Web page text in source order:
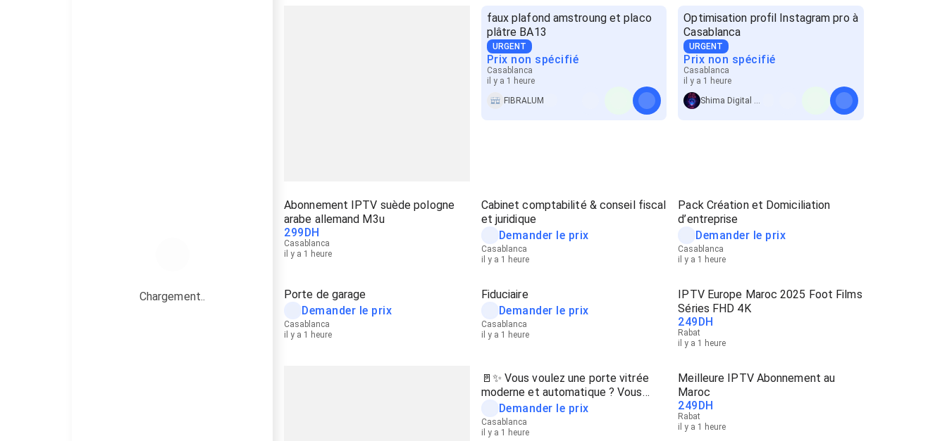
Chargement..
faux plafond amstroung et placo
plâtre BA13
URGENT
Prix non spécifié
Casablanca
il y a 1 heure
FIBRALUM
Optimisation profil Instagram pro à
Casablanca
URGENT
Prix non spécifié
Casablanca
il y a 1 heure
Abonnement IPTV suède pologne
arabe allemand M3u
299DH
Casablanca
il y a 1 heure
Cabinet comptabilité & conseil fiscal
et juridique
Demander le prix
Casablanca
il y a 1 heure
Pack Création et Domiciliation
d’entreprise
Demander le prix
Casablanca
il y a 1 heure
Porte de garage
Demander le prix
Casablanca
il y a 1 heure
Fiduciaire
Demander le prix
Casablanca
il y a 1 heure
IPTV Europe Maroc 2025 Foot Films
Séries FHD 4K
249DH
Rabat
il y a 1 heure
🚪✨ Vous voulez une porte vitrée
moderne et automatique ? Vous
l'avezDemander le prix
Casablanca
il y a 1 heure
Meilleure IPTV Abonnement au
Maroc
249DH
Rabat
il y a 1 heure